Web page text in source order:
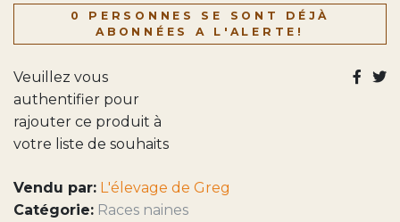
0 PERSONNES SE SONT DÉJÀ
ABONNÉES A L'ALERTE!
Veuillez vous
authentifier pour
rajouter ce produit à
votre liste de souhaits
Vendu par: L'élevage de Greg
Catégorie: Races naines